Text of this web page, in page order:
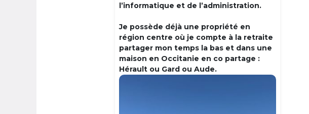
l’informatique et de l’administration.
Je possède déjà une propriété en
région centre où je compte à la retraite
partager mon temps la bas et dans une
maison en Occitanie en co partage :
Hérault ou Gard ou Aude.